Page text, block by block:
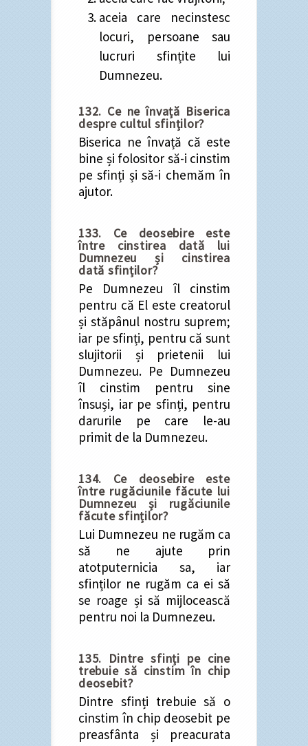
aceia care necinstesc
locuri, persoane sau
lucruri sfințite lui
Dumnezeu.
132. Ce ne învață Biserica
despre cultul sfinților?
Biserica ne învață că este
bine și folositor să-i cinstim
pe sfinți și să-i chemăm în
ajutor.
133. Ce deosebire este
între cinstirea dată lui
Dumnezeu și cinstirea
dată sfinților?
Pe Dumnezeu îl cinstim
pentru că El este creatorul
și stăpânul nostru suprem;
iar pe sfinți, pentru că sunt
slujitorii și prietenii lui
Dumnezeu. Pe Dumnezeu
îl cinstim pentru sine
însuși, iar pe sfinți, pentru
darurile pe care le-au
primit de la Dumnezeu.
134. Ce deosebire este
între rugăciunile făcute lui
Dumnezeu și rugăciunile
făcute sfinților?
Lui Dumnezeu ne rugăm ca
să ne ajute prin
atotputernicia sa, iar
sfinților ne rugăm ca ei să
se roage și să mijlocească
pentru noi la Dumnezeu.
135. Dintre sfinți pe cine
trebuie să cinstim în chip
deosebit?
Dintre sfinți trebuie să o
cinstim în chip deosebit pe
preasfânta și preacurata